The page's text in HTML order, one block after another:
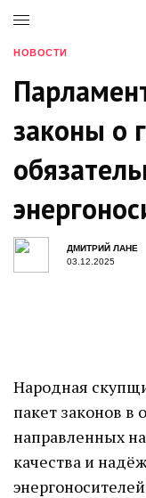
НОВОСТИ
законы о
ДМИТРИЙ ЛАНЕ
03.12.2025
Народная
пакет законов в
направленных
качества и